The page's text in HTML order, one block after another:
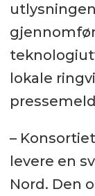
lokale
–
levere en
Nord. Den